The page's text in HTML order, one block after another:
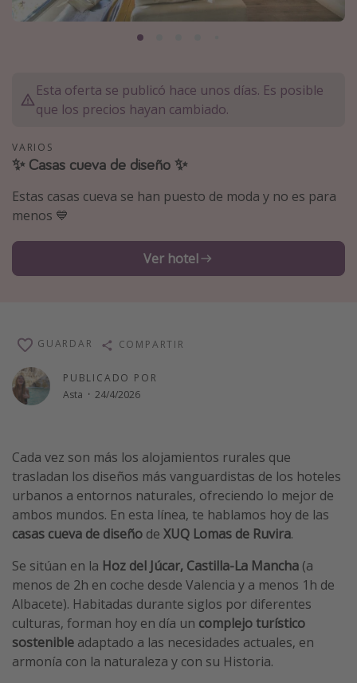
Marruecos
Tailandia
Maldivas
Albania
Inspiración para viajes
Camping
Glamping
Viajes en tren
Viajes en familia
Vacaciones de Playa
Viajes para singles
Más temas
Trabajar en el extranjero
Cruceros por el Mediterráneo
Hoteles más hot de España
Guía de equipaje de mano
Parques de atracciones
Viaja con musicales
El Rey León el musical
Esta oferta se publicó hace unos días. Es posible
que los precios hayan cambiado.
VARIOS
✨ Casas cueva de diseño ✨
Estas casas cueva se han puesto de moda y no es para
menos 💙
Ver hotel
PUBLICADO POR
Asta · 24/4/2026
GUARDAR COMPARTIR
Cada vez son más los alojamientos rurales que
trasladan los diseños más vanguardistas de los hoteles
urbanos a entornos naturales, ofreciendo lo mejor de
ambos mundos. En esta línea, te hablamos hoy de las
casas cueva de diseño de XUQ Lomas de Ruvira.
Se sitúan en la Hoz del Júcar, Castilla-La Mancha (a
menos de 2h en coche desde Valencia y a menos 1h de
Albacete). Habitadas durante siglos por diferentes
culturas, forman hoy en día un complejo turístico
sostenible adaptado a las necesidades actuales, en
armonía con la naturaleza y con su Historia.